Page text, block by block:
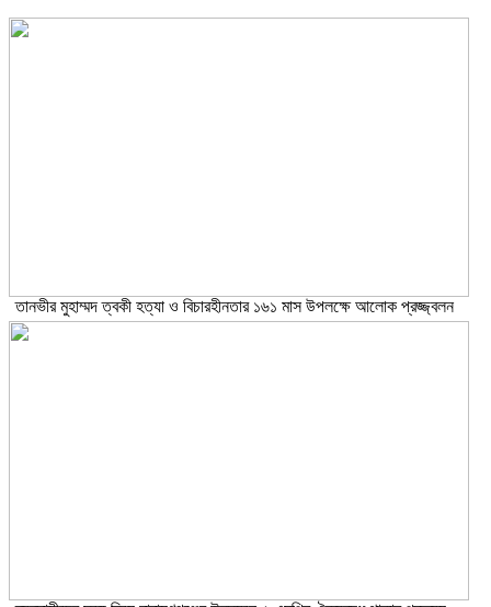
তানভীর মুহাম্মদ ত্বকী হত্যা ও বিচারহীনতার ১৬১ মাস উপলক্ষে আলোক প্রজ্জ্বলন